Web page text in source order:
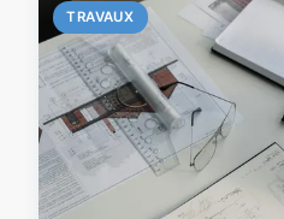
TRAVAUX